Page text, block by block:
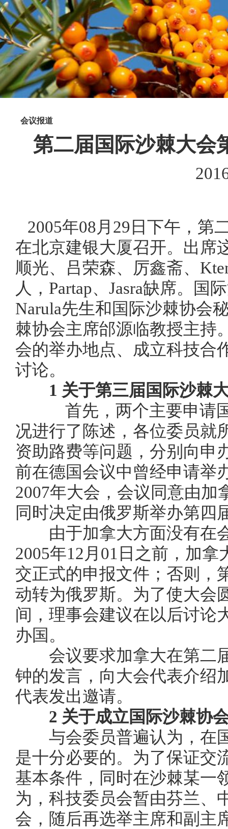
会议报道
第二届国际沙棘大会
2005年08月 29 日下午，第
在北京建银大厦召开。出席
顺光、吕荣森、厉鑫斋、
人， Partap、 Jasra缺席。国
Narula先生和国际沙棘协会
棘协会主席邰源临教授主持
会的举办地点、成立科技合
讨论。
1 关于第三届国际沙棘
首先，两个主要申请国
况进行了陈述，各位委员就
资助路费等问题，分别向申
前在德国会议中曾经申请举
2007年大会，会议同意由加
同时决定由俄罗斯举办第四
由于加拿大方面没有在
2005年12 月 01 日之前，加拿
交正式的申报文件；否则，
动转为俄罗斯。为了使大会
间，理事会建议在以后讨论
办国。
会议要求加拿大在第二
钟的发言，向大会代表介绍
代表发出邀请。
2 关于成立国际沙棘协
与会委员普遍认为，在国
是十分必要的。为了保证交
基本条件，同时在沙棘某一
为，科技委员会暂由芬兰、
会，随后再选举主席和副主